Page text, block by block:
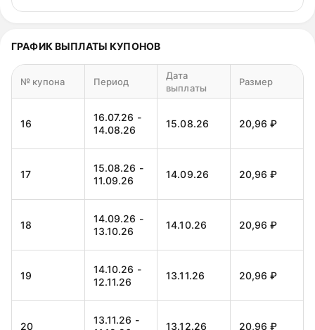
ГРАФИК ВЫПЛАТЫ КУПОНОВ
№ купона Период
Дата
выплаты
Размер
16
16.07.26 -
14.08.26
15.08.26 20,96 ₽
17
15.08.26 -
11.09.26
14.09.26 20,96 ₽
18
14.09.26 -
13.10.26
14.10.26 20,96 ₽
19
14.10.26 -
12.11.26
13.11.26 20,96 ₽
20
13.11.26 -
13.12.26 20,96 ₽